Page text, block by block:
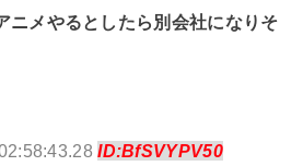
ニメやるとしたら別会社になりそ
ID:BfSVYPV50